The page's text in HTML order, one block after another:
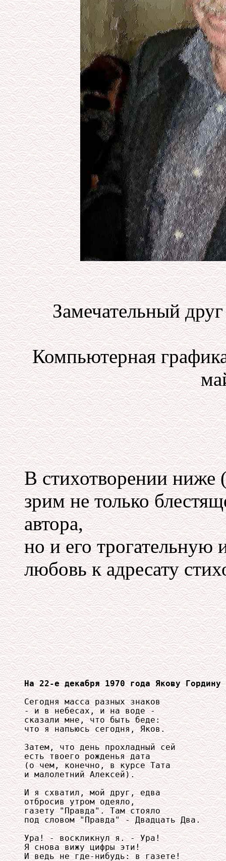
Замечательный
Компьютерная
В стихотворении
зрим не только
автора,
но и его
любовь к адресату
На 22-е декабря 1970 года Якову
Сегодня масса разных знаков
- и в небесах, и на воде -
сказали мне, что быть беде:
что я напьюсь сегодня, Яков.
Затем, что день прохладный сей
есть твоего рожденья дата
(о чем, конечно, в курсе Тата
и малолетний Алексей).
И я схватил, мой друг, едва
отбросив утром одеяло,
газету "Правда". Там стояло
под словом "Правда" - Двадцать Два.
Ура! - воскликнул я. - Ура!
Я снова вижу цифры эти!
И ведь не где-нибудь: в газете!